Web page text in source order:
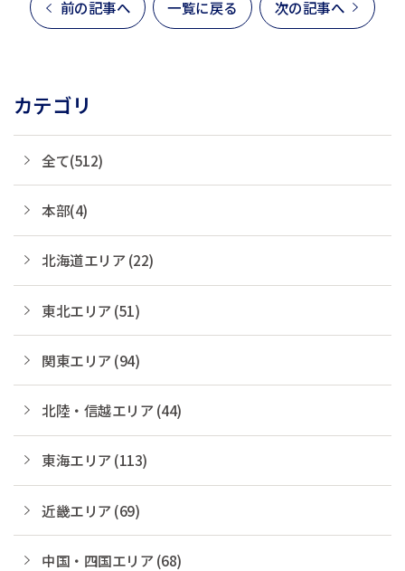
前の記事へ 一覧に戻る 次の記事へ
カテゴリ
全て(512)
本部(4)
北海道エリア (22)
東北エリア (51)
関東エリア (94)
北陸・信越エリア (44)
東海エリア (113)
近畿エリア (69)
中国・四国エリア (68)